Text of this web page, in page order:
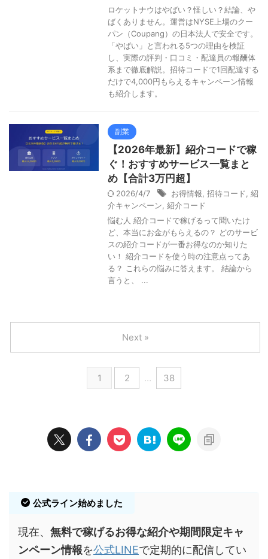
ロケットナウはやばい？怪しい？結論、や
ばくありません。運営はNYSE上場のクー
パン（Coupang）の日本法人で安全です。
「やばい」と言われる5つの理由を検証
し、実際の評判・口コミ・配達員の報酬体
系まで徹底解説。招待コードで1回配達する
だけで4,000円もらえるキャンペーン情報
も紹介します。
副業
【2026年最新】紹介コードで稼
ぐ！おすすめサービス一覧まと
め【合計3万円超】
2026/4/7 お得情報 招待コード
紹
介キャンペーン 紹介コード
悩む人 紹介コードで稼げるって聞いたけ
ど、本当にお金がもらえるの？ どのサービ
スの紹介コードが一番お得なのか知りた
い！ 紹介コードを使う時の注意点ってあ
る？ これらの悩みに答えます。 結論から
言うと、 ...
1 2 … 38
Next »
公式ライン始めました
現在、 無料で稼げるお得な紹介や期間限定キャ
ンペーン情報を公式LINEで定期的に配信してい